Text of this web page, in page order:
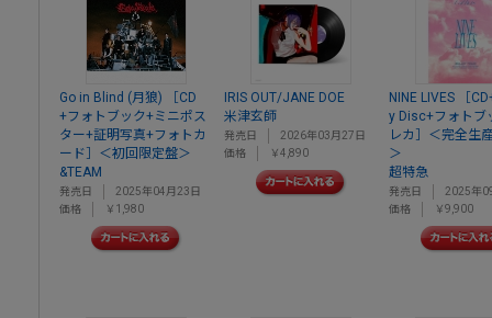
Go in Blind (月狼) ［CD
+フォトブック+ミニポス
ター+証明写真+フォトカ
ード］＜初回限定盤＞
&TEAM
発売日
2025年04月23日
価格
￥1,980
IRIS OUT/JANE DOE
米津玄師
発売日
2026年03月27日
価格
￥4,890
NINE LIVES ［
y Disc+フォトブ
レカ］＜完全生
＞
超特急
発売日
2025年
価格
￥9,900